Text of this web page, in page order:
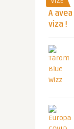
A
viza !